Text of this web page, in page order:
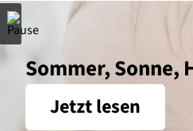
Sommer, Sonne,
Jetzt lesen